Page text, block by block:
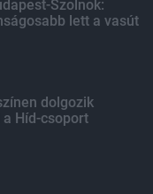
Szolnok:
lett a vasút
dolgozik
Híd-csoport